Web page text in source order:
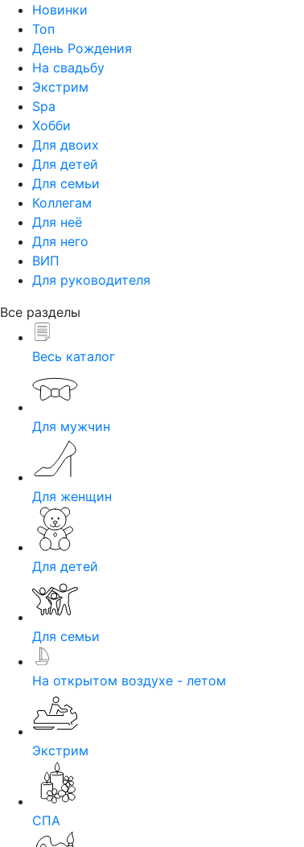
Новинки
Топ
День Рождения
На свадьбу
Экстрим
Spa
Хобби
Для двоих
Для детей
Для семьи
Коллегам
Для неё
Для него
ВИП
Для руководителя
Все разделы
Весь каталог
Для мужчин
Для женщин
Для детей
Для семьи
На открытом воздухе - летом
Экстрим
СПА